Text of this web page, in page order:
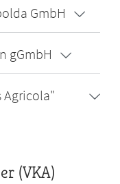
GmbH
gGmbH
(VKA)